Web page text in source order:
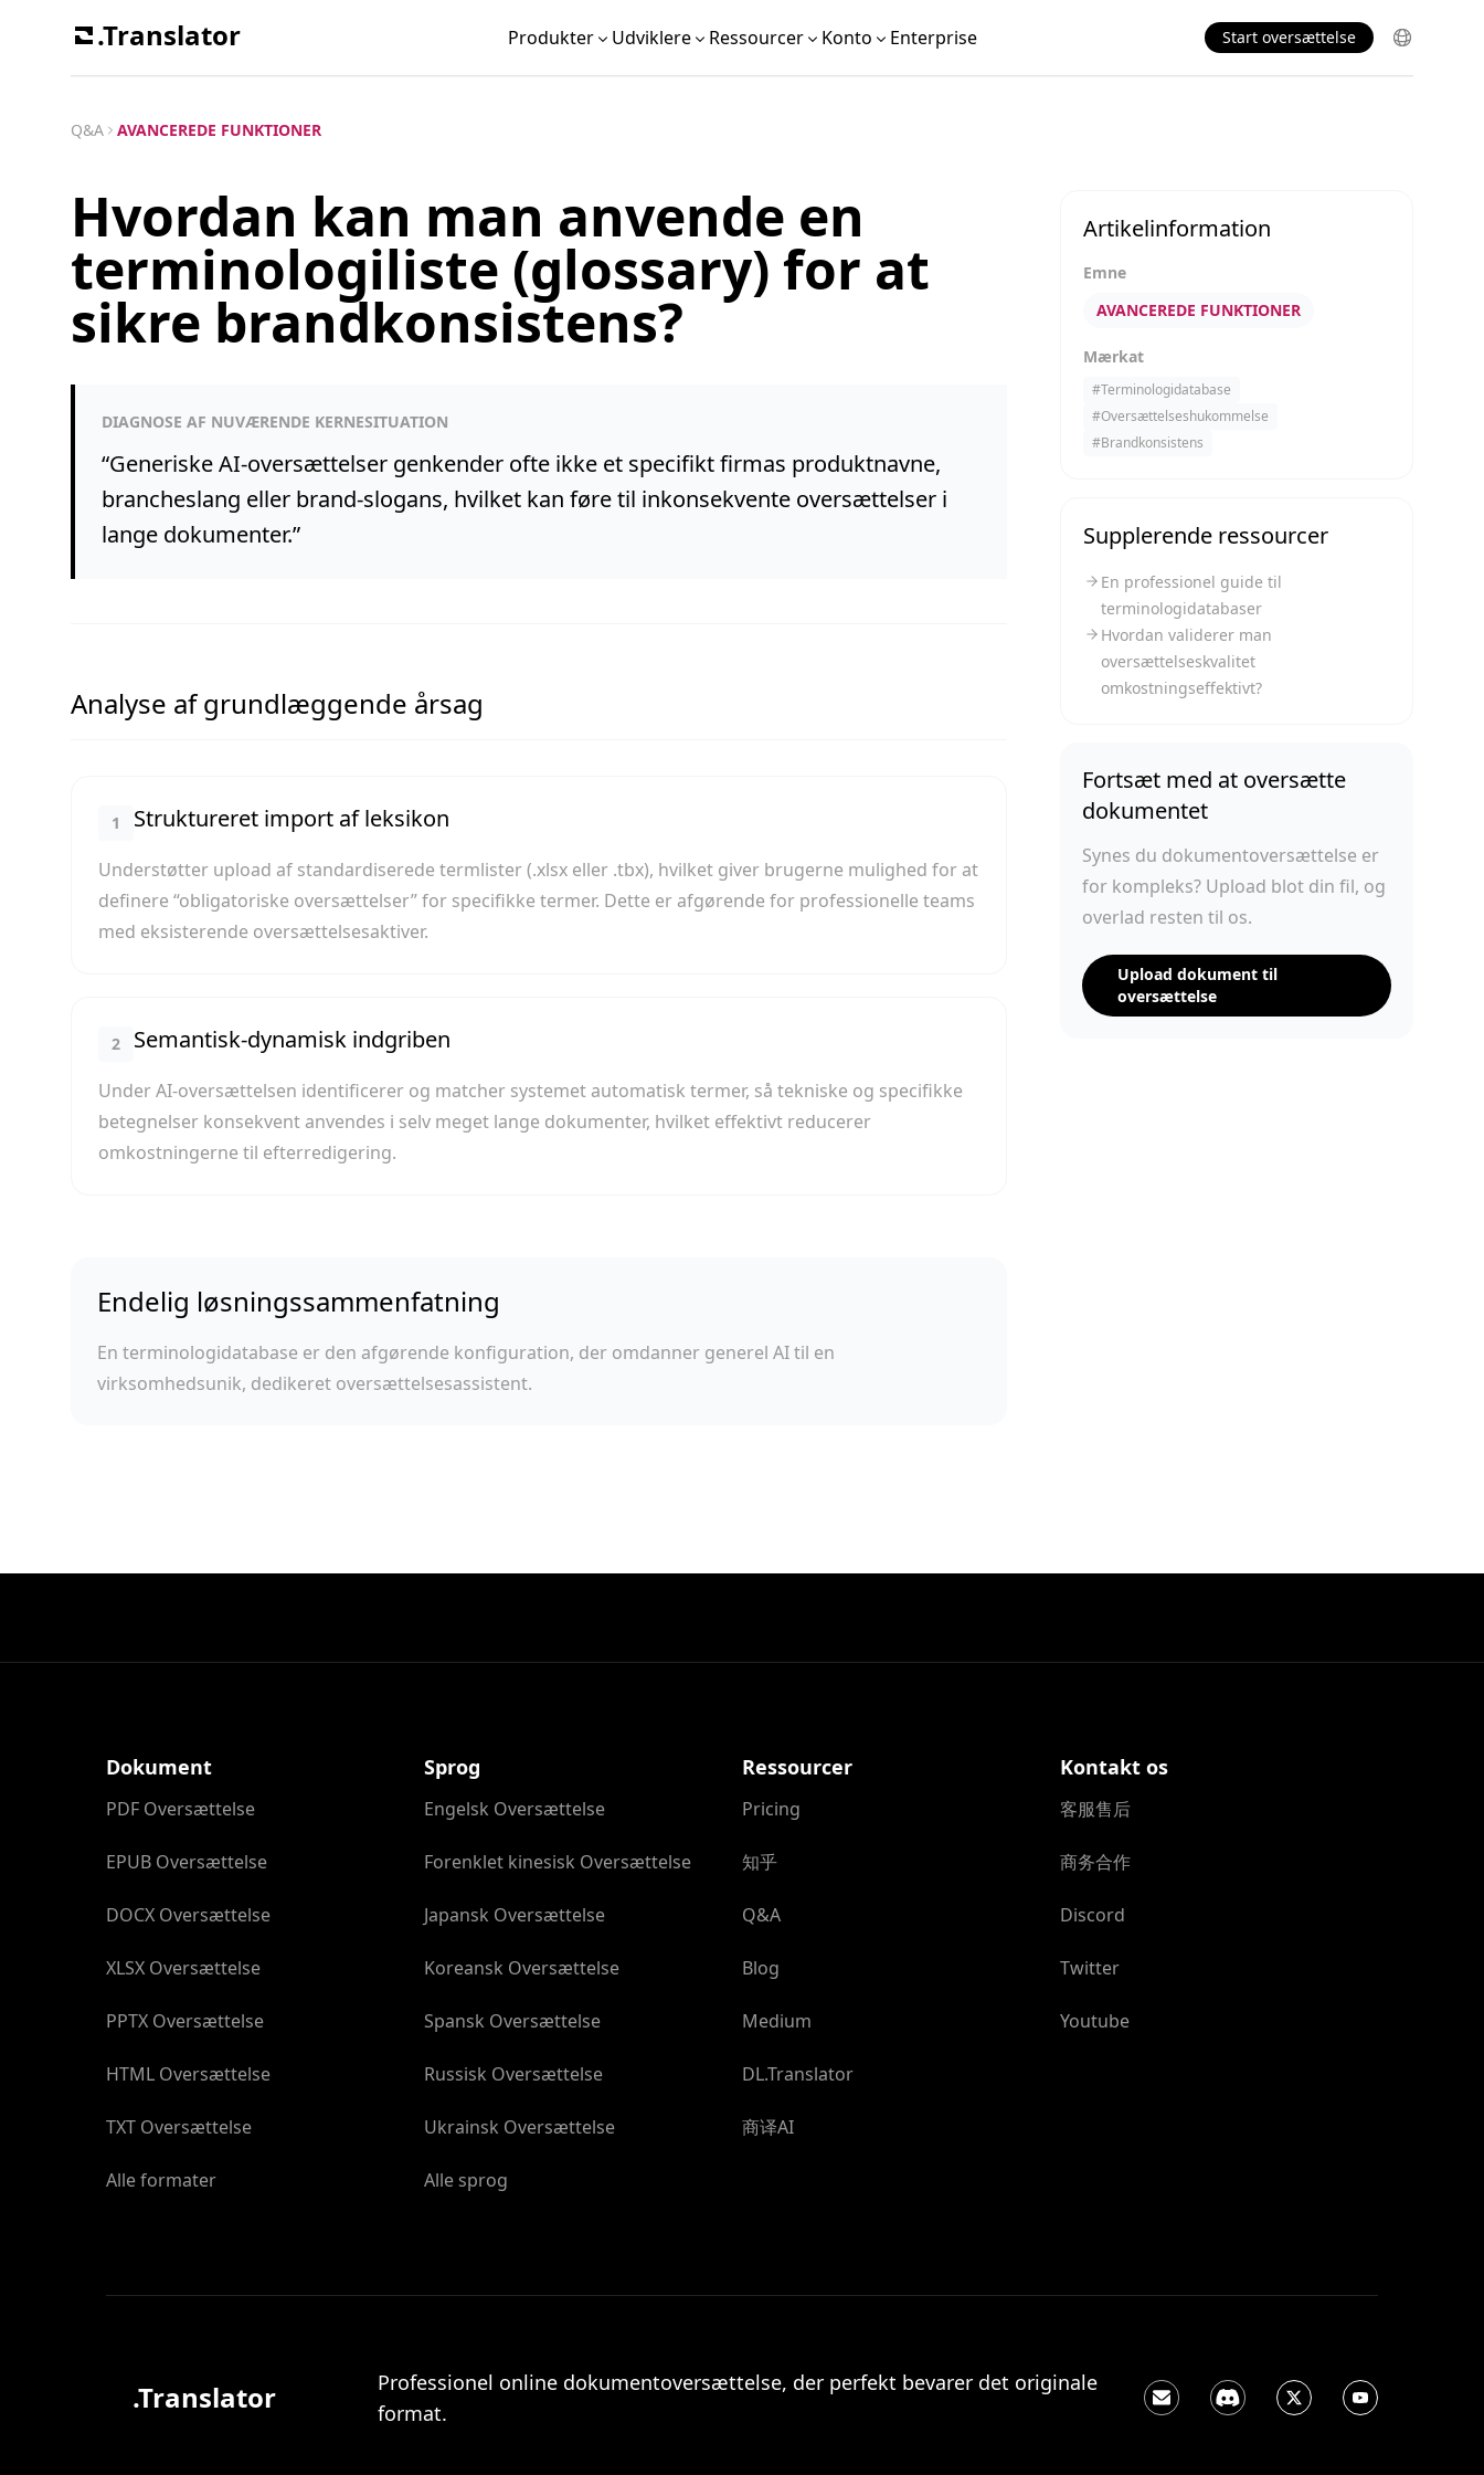
.Translator Produkter Udviklere Ressourcer Konto Enterprise Start oversættelse
Q&A AVANCEREDE FUNKTIONER
Hvordan kan man anvende en
terminologiliste (glossary) for at
sikre brandkonsistens?
DIAGNOSE AF NUVÆRENDE KERNESITUATION
“Generiske AI-oversættelser genkender ofte ikke et specifikt firmas produktnavne,
brancheslang eller brand-slogans, hvilket kan føre til inkonsekvente oversættelser i
lange dokumenter.”
Analyse af grundlæggende årsag
1 Struktureret import af leksikon
Understøtter upload af standardiserede termlister (.xlsx eller .tbx), hvilket giver brugerne mulighed for at
definere “obligatoriske oversættelser” for specifikke termer. Dette er afgørende for professionelle teams
med eksisterende oversættelsesaktiver.
2 Semantisk-dynamisk indgriben
Under AI-oversættelsen identificerer og matcher systemet automatisk termer, så tekniske og specifikke
betegnelser konsekvent anvendes i selv meget lange dokumenter, hvilket effektivt reducerer
omkostningerne til efterredigering.
Endelig løsningssammenfatning
En terminologidatabase er den afgørende konfiguration, der omdanner generel AI til en
virksomhedsunik, dedikeret oversættelsesassistent.
Artikelinformation
Emne
AVANCEREDE FUNKTIONER
Mærkat
#Terminologidatabase
#Oversættelseshukommelse
#Brandkonsistens
Supplerende ressourcer
En professionel guide til
terminologidatabaser
Hvordan validerer man
oversættelseskvalitet
omkostningseffektivt?
Fortsæt med at oversætte
dokumentet
Synes du dokumentoversættelse er
for kompleks? Upload blot din fil, og
overlad resten til os.
Upload dokument til
oversættelse
Dokument
PDF Oversættelse
EPUB Oversættelse
DOCX Oversættelse
XLSX Oversættelse
PPTX Oversættelse
HTML Oversættelse
TXT Oversættelse
Alle formater
Sprog
Engelsk Oversættelse
Forenklet kinesisk Oversættelse
Japansk Oversættelse
Koreansk Oversættelse
Spansk Oversættelse
Russisk Oversættelse
Ukrainsk Oversættelse
Alle sprog
Ressourcer
Pricing
知乎
Q&A
Blog
Medium
DL.Translator
商译AI
Kontakt os
客服售后
商务合作
Discord
Twitter
Youtube
.Translator
Professionel online dokumentoversættelse, der perfekt bevarer det originale
format.